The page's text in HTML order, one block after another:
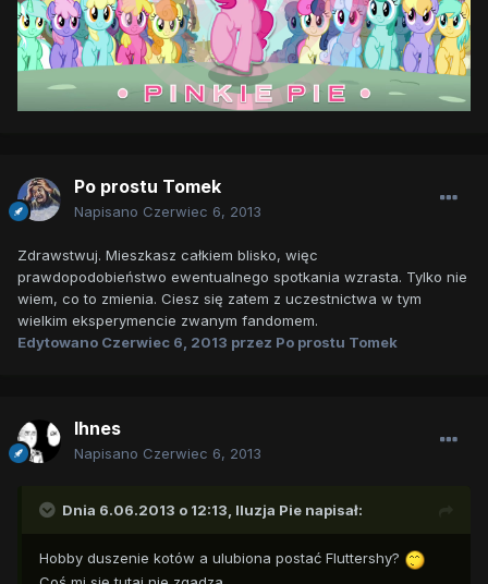
Po prostu Tomek
Napisano Czerwiec 6, 2013
Zdrawstwuj. Mieszkasz całkiem blisko, więc
prawdopodobieństwo ewentualnego spotkania wzrasta. Tylko nie
wiem, co to zmienia. Ciesz się zatem z uczestnictwa w tym
wielkim eksperymencie zwanym fandomem.
Edytowano Czerwiec 6, 2013 przez Po prostu Tomek
Ihnes
Napisano Czerwiec 6, 2013
Dnia 6.06.2013 o 12:13, Iluzja Pie napisał:
Hobby duszenie kotów a ulubiona postać Fluttershy?